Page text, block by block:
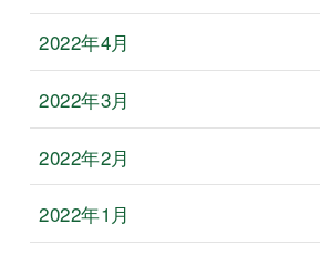
2022年4月
2022年3月
2022年2月
2022年1月